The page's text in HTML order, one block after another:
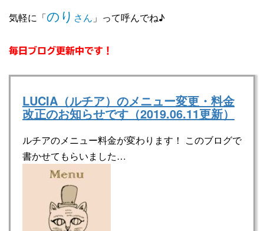
気軽に「のり さん 」って呼んでね♪
毎日ブログ更新中です！
LUCIA（ルチア）のメニュー変更・料金
改正のお知らせです（2019.06.11更新）
ルチアのメニュー料金が変わります！ このブログで
書かせてもらいました…